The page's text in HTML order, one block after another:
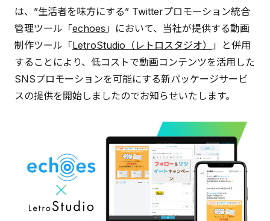
は、”生活者を味方にする” Twitterプロモーション統合
管理ツール「echoes 」において、当社が提供する動画
制作ツール「LetroStudio（レトロスタジオ）
」と併用
することにより、低コストで動画コンテンツを活用した
SNSプロモーションを可能にする新パッケージサービ
スの提供を開始しましたのでお知らせいたします。